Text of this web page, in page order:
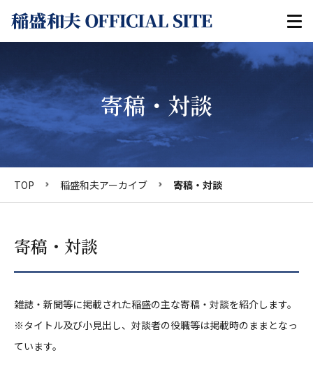
寄稿・対談
TOP 稲盛和夫アーカイブ 寄稿・対談
寄稿・対談
雑誌・新聞等に掲載された稲盛の主な寄稿・対談を紹介します。
※タイトル及び小見出し、対談者の役職等は掲載時のままとなっ
ています。